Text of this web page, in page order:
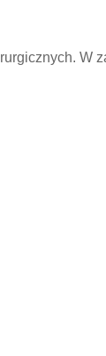
W